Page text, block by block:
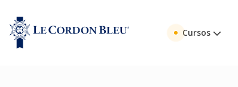
Cursos